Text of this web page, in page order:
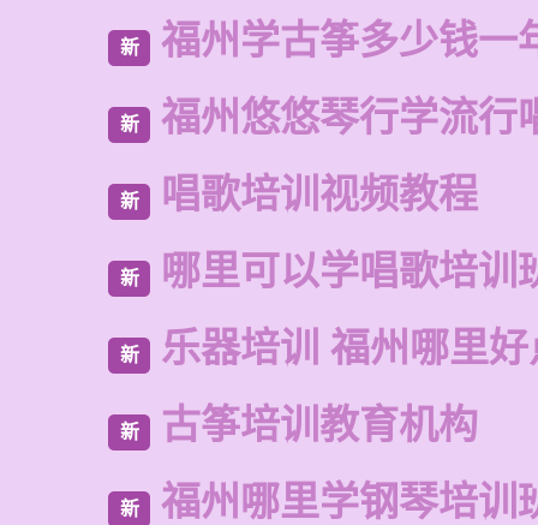
新 福州学古筝多少钱一
新 福州悠悠琴行学流行
新 唱歌培训视频教程
新 哪里可以学唱歌培训
新 乐器培训 福州哪里
新 古筝培训教育机构
新 福州哪里学钢琴培训